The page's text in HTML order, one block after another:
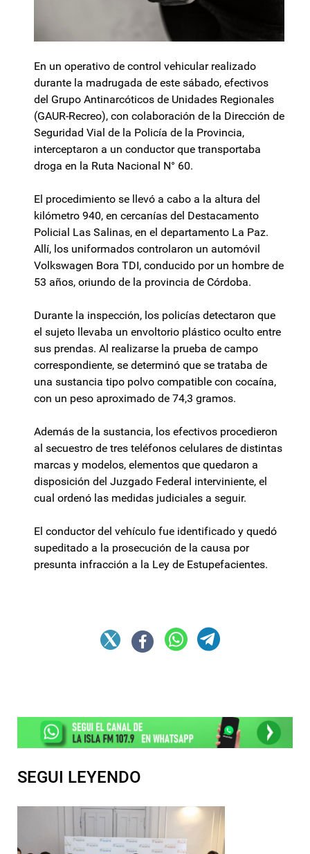
En un operativo de control vehicular realizado
durante la madrugada de este sábado, efectivos
del Grupo Antinarcóticos de Unidades Regionales
(GAUR-Recreo), con colaboración de la Dirección de
Seguridad Vial de la Policía de la Provincia,
interceptaron a un conductor que transportaba
droga en la Ruta Nacional N° 60.
El procedimiento se llevó a cabo a la altura del
kilómetro 940, en cercanías del Destacamento
Policial Las Salinas, en el departamento La Paz.
Allí, los uniformados controlaron un automóvil
Volkswagen Bora TDI, conducido por un hombre de
53 años, oriundo de la provincia de Córdoba.
Durante la inspección, los policías detectaron que
el sujeto llevaba un envoltorio plástico oculto entre
sus prendas. Al realizarse la prueba de campo
correspondiente, se determinó que se trataba de
una sustancia tipo polvo compatible con cocaína,
con un peso aproximado de 74,3 gramos.
Además de la sustancia, los efectivos procedieron
al secuestro de tres teléfonos celulares de distintas
marcas y modelos, elementos que quedaron a
disposición del Juzgado Federal interviniente, el
cual ordenó las medidas judiciales a seguir.
El conductor del vehículo fue identificado y quedó
supeditado a la prosecución de la causa por
presunta infracción a la Ley de Estupefacientes.
SEGUI LEYENDO